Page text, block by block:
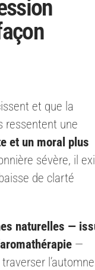
et que la
ressentent une
et un moral plus
sévère, il
de clarté
naturelles —
—
l’automne